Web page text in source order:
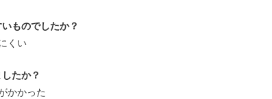
ものでしたか？
くい
たか？
かかった